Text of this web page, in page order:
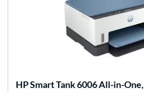
HPSmart Tank 6006 All-in-One,